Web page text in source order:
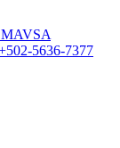
5636-7377